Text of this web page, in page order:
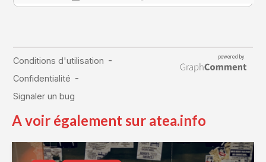
A voir également sur atea.info